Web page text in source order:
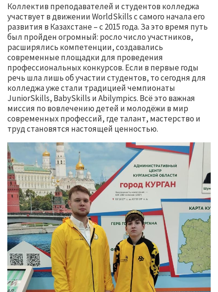
Коллектив преподавателей и студентов колледжа
участвует в движении WorldSkills с самого начала его
развития в Казахстане – с 2015 года. За это время путь
был пройден огромный: росло число участников,
расширялись компетенции, создавались
современные площадки для проведения
профессиональных конкурсов. Если в первые годы
речь шла лишь об участии студентов, то сегодня для
колледжа уже стали традицией чемпионаты
JuniorSkills, BabySkills и Abilympics. Всё это важная
миссия по вовлечению детей и молодёжи в мир
современных профессий, где талант, мастерство и
труд становятся настоящей ценностью.